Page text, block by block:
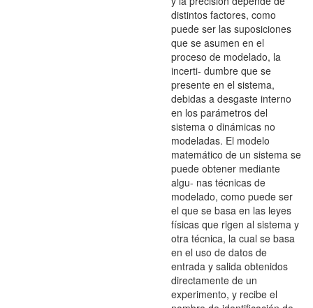
distintos factores, como
puede ser las suposiciones
que se asumen en el
proceso de modelado, la
incerti- dumbre que se
presente en el sistema,
debidas a desgaste interno
en los parámetros del
sistema o dinámicas no
modeladas. El modelo
matemático de un sistema se
puede obtener mediante
algu- nas técnicas de
modelado, como puede ser
el que se basa en las leyes
físicas que rigen al sistema y
otra técnica, la cual se basa
en el uso de datos de
entrada y salida obtenidos
directamente de un
experimento, y recibe el